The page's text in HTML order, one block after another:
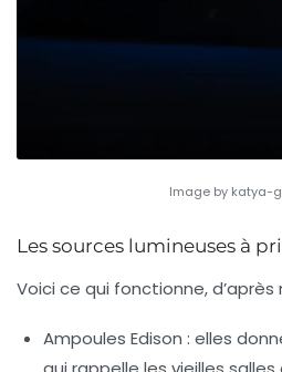
Image by katya-
Les sources lumineuses à
Voici ce qui fonctionne, d’après
Ampoules Edison : elles